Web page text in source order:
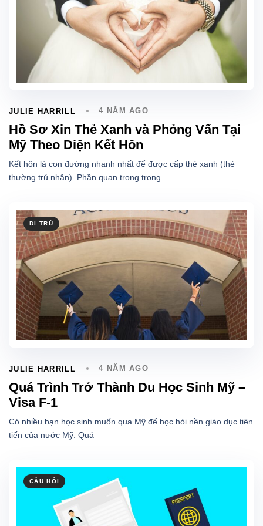
JULIE HARRILL 4 NĂM AGO
Hồ Sơ Xin Thẻ Xanh và Phỏng Vấn Tại
Mỹ Theo Diện Kết Hôn
Kết hôn là con đường nhanh nhất để được cấp thẻ xanh (thẻ
thường trú nhân). Phần quan trọng trong
DI TRÚ
JULIE HARRILL 4 NĂM AGO
Quá Trình Trở Thành Du Học Sinh Mỹ –
Visa F-1
Có nhiều bạn học sinh muốn qua Mỹ để học hỏi nền giáo dục tiên
tiến của nước Mỹ. Quá
CÂU HỎI